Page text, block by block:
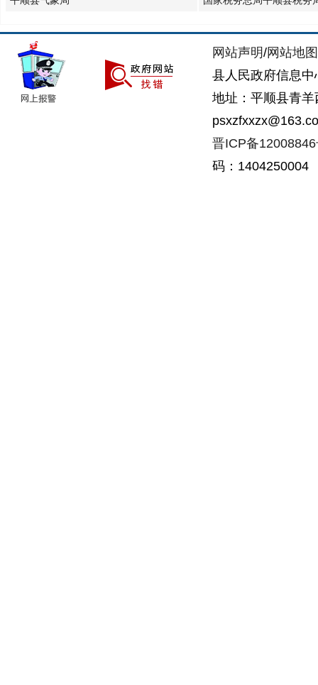
网站声明/网站地图
县人民政府信息中
地址：平顺县青
晋ICP备
码：1404250004